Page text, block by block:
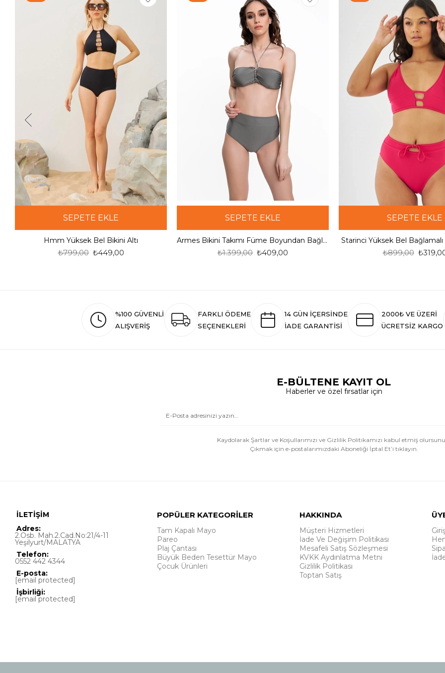
SEPETE EKLE
Hmm Yüksek Bel Bikini Altı
₺449,00
₺799,00
SEPETE EKLE
Armes Bikini Takımı Füme Boyundan Bağlamalı
₺409,00
₺1.399,00
SEPETE EKLE
Starinci Yüksek Bel
₺899,00
%100 GÜVENLİ
ALIŞVERİŞ
FARKLI ÖDEME
SEÇENEKLERİ
14 GÜN İÇERSİNDE
İADE GARANTİSİ
2000₺ VE ÜZERİ
ÜCRETSİZ KARGO
E-BÜLTENE KAYIT OL
Haberler ve özel fırsatlar için
Kaydolarak Şartlar ve Koşullarımızı ve Gizlilik Politikamızı kabul etmiş
Çıkmak için e-postalarımızdaki Aboneliği İptal Et’i tıklayın.
İLETİŞİM
Adres:
2.Osb. Mah.2.Cad.No:21/4-11
Yeşilyurt/MALATYA
Telefon:
0552 442 4344
E-posta:
[email protected]
İşbirliği:
[email protected]
POPÜLER KATEGORİLER
Tam Kapalı Mayo
Pareo
Plaj Çantası
Büyük Beden Tesettür Mayo
Çocuk Ürünleri
HAKKINDA
Müşteri Hizmetleri
İade Ve Değişim Politikası
Mesafeli Satış Sözleşmesi
KVKK Aydınlatma Metni
Gizlilik Politikası
Toptan Satış